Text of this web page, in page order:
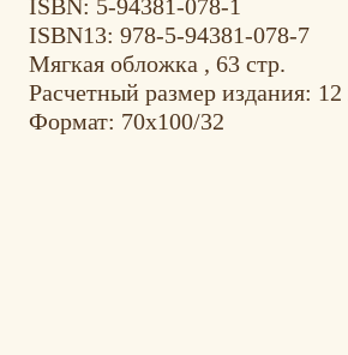
ISBN: 5-94381-078-1
ISBN13: 978-5-94381-078-7
Мягкая обложка , 63 стр.
Расчетный размер издания:
Формат: 70х100/32